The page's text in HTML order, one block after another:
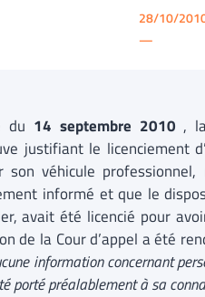
28/10/
—
du 14 septembre 2010 ,
justifiant le licenciement
son véhicule
informé et que le
avait été licencié pour
de la Cour d’appel a été
information concernant
porté préalablement à sa